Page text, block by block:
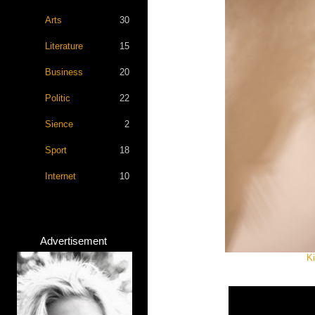
Arts 30
Literature 15
Business 20
Politic 22
Sience 2
Sport 18
Internet 10
Advertisement